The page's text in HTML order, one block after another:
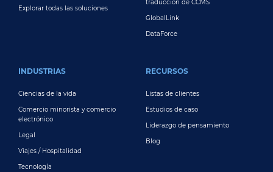
Explorar todas las soluciones
traducción de CCMS
GlobalLink
DataForce
INDUSTRIAS
Ciencias de la vida
Comercio minorista y comercio
electrónico
Legal
Viajes / Hospitalidad
Tecnología
RECURSOS
Listas de clientes
Estudios de caso
Liderazgo de pensamiento
Blog